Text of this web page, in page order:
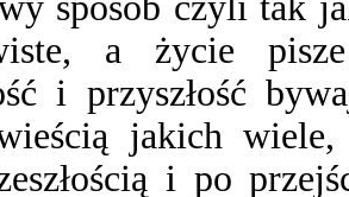
a życie pisze
i przyszłość
jakich
i po